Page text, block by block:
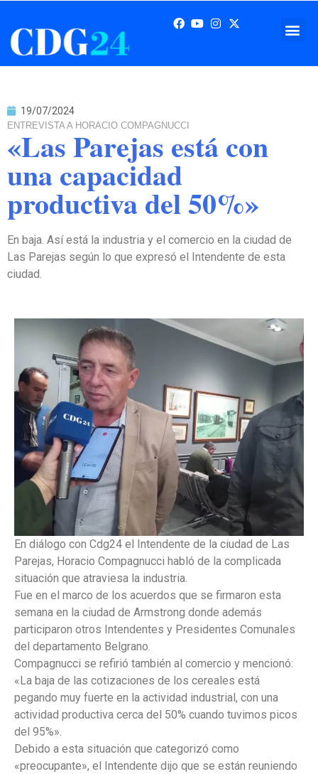
19/07/2024
ENTREVISTA A HORACIO COMPAGNUCCI
«Las Parejas está con
una capacidad
productiva del 50%»
En baja. Así está la industria y el comercio en la ciudad de
Las Parejas según lo que expresó el Intendente de esta
ciudad.
En diálogo con Cdg24 el Intendente de la ciudad de Las
Parejas, Horacio Compagnucci habló de la complicada
situación que atraviesa la industria.
Fue en el marco de los acuerdos que se firmaron esta
semana en la ciudad de Armstrong donde además
participaron otros Intendentes y Presidentes Comunales
del departamento Belgrano.
Compagnucci se refirió también al comercio y mencionó:
«La baja de las cotizaciones de los cereales está
pegando muy fuerte en la actividad industrial, con una
actividad productiva cerca del 50% cuando tuvimos picos
del 95%».
Debido a esta situación que categorizó como
«preocupante», el Intendente dijo que se están reuniendo